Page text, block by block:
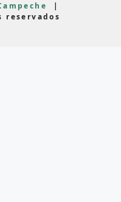
|
reservados